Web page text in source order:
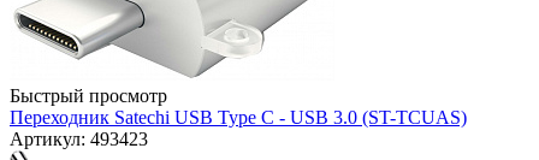
Быстрый просмотр
Переходник Satechi USB Type C - USB 3.0 (ST-TCUAS)
Артикул: 493423